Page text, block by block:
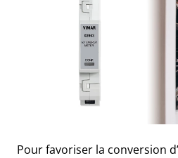
Pour favoriser la conversion